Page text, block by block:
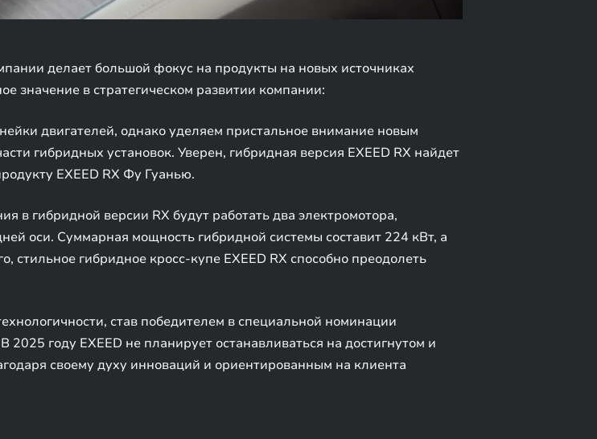
делает большой фокус на продукты на новых источниках
значение в стратегическом развитии компании:
двигателей, однако уделяем пристальное внимание новым
гибридных установок. Уверен, гибридная версия EXEED RX найдет
EXEED RX Фу Гуанью.
в гибридной версии RX будут работать два электромотора,
оси. Суммарная мощность гибридной системы составит 224 кВт, а
стильное гибридное кросс-купе EXEED RX способно преодолеть
став победителем в специальной номинации
году EXEED не планирует останавливаться на достигнутом и
своему духу инноваций и ориентированным на клиента